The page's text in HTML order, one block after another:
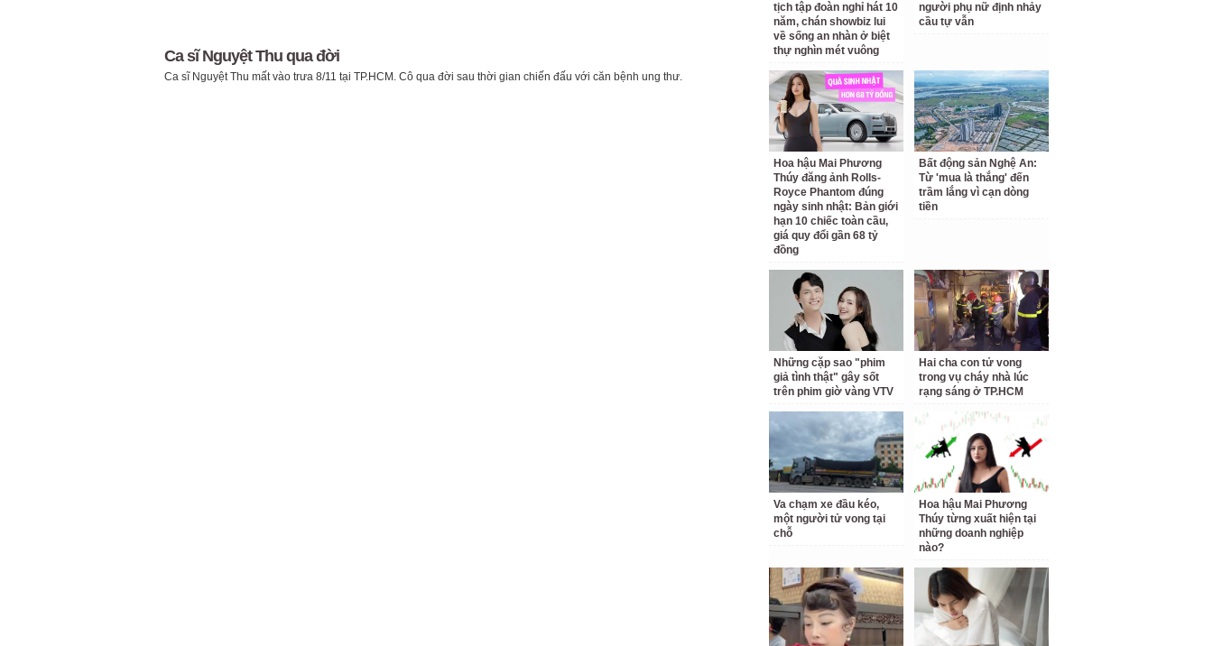
Ca sĩ Nguyệt Thu qua đời
Ca sĩ Nguyệt Thu mất vào trưa 8/11 tại TP.HCM. Cô qua đời sau thời gian chiến đấu với căn bệnh ung thư.
tịch tập đoàn nghỉ hát 10
năm, chán showbiz lui
về sống an nhàn ở biệt
thự nghìn mét vuông
người phụ nữ định nhảy
cầu tự vẫn
Hoa hậu Mai Phương
Thúy đăng ảnh Rolls-
Royce Phantom đúng
ngày sinh nhật: Bản giới
hạn 10 chiếc toàn cầu,
giá quy đổi gần 68 tỷ
đồng
Bất động sản Nghệ An:
Từ 'mua là thắng' đến
trầm lắng vì cạn dòng
tiền
Những cặp sao "phim
giả tình thật" gây sốt
trên phim giờ vàng VTV
Hai cha con tử vong
trong vụ cháy nhà lúc
rạng sáng ở TP.HCM
Va chạm xe đầu kéo,
một người tử vong tại
chỗ
Hoa hậu Mai Phương
Thúy từng xuất hiện tại
những doanh nghiệp
nào?